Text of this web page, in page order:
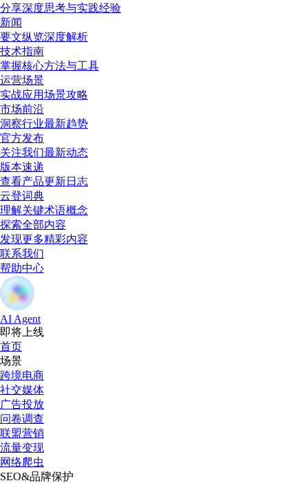
分享深度思考与实践经验
新闻
要文纵览深度解析
技术指南
掌握核心方法与工具
运营场景
实战应用场景攻略
市场前沿
洞察行业最新趋势
官方发布
关注我们最新动态
版本速递
查看产品更新日志
云登词典
理解关键术语概念
探索全部内容
发现更多精彩内容
联系我们
帮助中心
AI Agent
即将上线
首页
场景
跨境电商
社交媒体
广告投放
问卷调查
联盟营销
流量变现
网络爬虫
SEO&品牌保护